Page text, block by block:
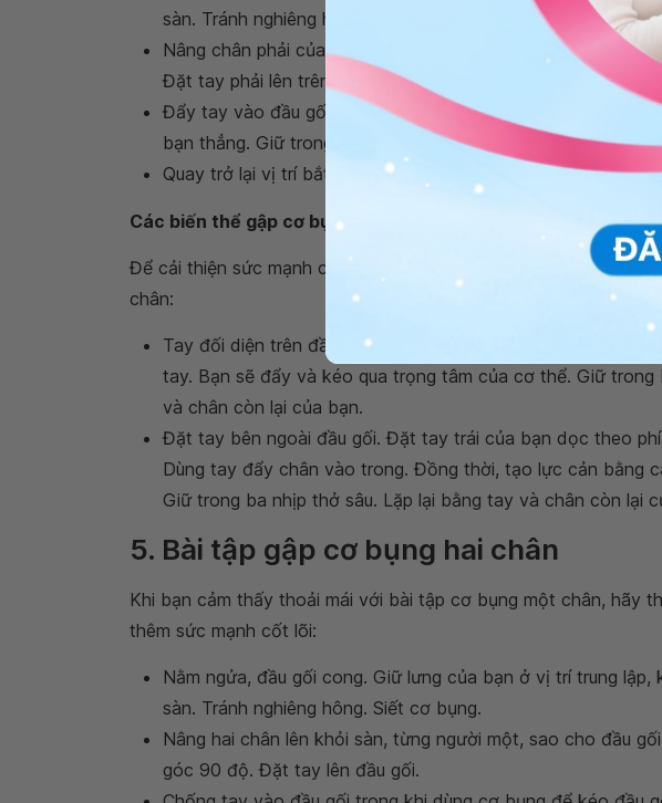
sàn. Tránh nghiêng hông. Siết cơ bụng.
Nâng chân phải của bạn lên khỏi sàn sao cho đầu gối và
Đặt tay phải lên trên đầu gối phải.
Đẩy tay vào đầu gối trong khi dùng cơ bụng để kéo đầu
bạn thẳng. Giữ trong ba nhịp thở sâu.
Quay trở lại vị trí bắt đầu và lặp lại bằng cách sử dụng tay
Các biến thể gập cơ bụng một chân
Để cải thiện sức mạnh cốt lõi hoàn toàn hơn, bạn hãy thử các
chân:
Tay đối diện trên đầu gối đối diện. Đẩy tay phải vào đầu gối
tay. Bạn sẽ đẩy và kéo qua trọng tâm của cơ thể. Giữ trong
và chân còn lại của bạn.
Đặt tay bên ngoài đầu gối. Đặt tay trái của bạn dọc theo
Dùng tay đẩy chân vào trong. Đồng thời, tạo lực cản bằng
Giữ trong ba nhịp thở sâu. Lặp lại bằng tay và chân còn lại
5. Bài tập gập cơ bụng hai chân
Khi bạn cảm thấy thoải mái với bài tập cơ bụng một chân, hãy
thêm sức mạnh cốt lõi:
Nằm ngửa, đầu gối cong. Giữ lưng của bạn ở vị trí trung
sàn. Tránh nghiêng hông. Siết cơ bụng.
Nâng hai chân lên khỏi sàn, từng người một, sao cho đầu
góc 90 độ. Đặt tay lên đầu gối.